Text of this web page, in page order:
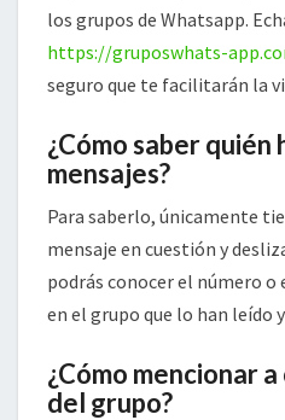
los grupos de Whatsapp.
https://gruposwhats-
seguro que te facilitarán la
¿Cómo saber quién
mensajes?
Para saberlo, únicamente
mensaje en cuestión y
podrás conocer el número o
en el grupo que lo han leído
¿Cómo mencionar
del grupo?